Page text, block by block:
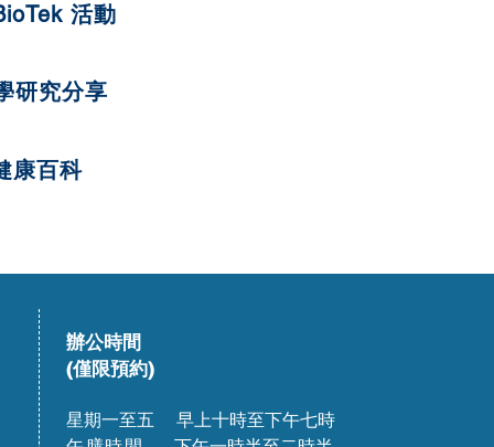
活動
研究分享
康百科
辦公時間
(僅限預約)
星期一至五 早上十時至下午七時